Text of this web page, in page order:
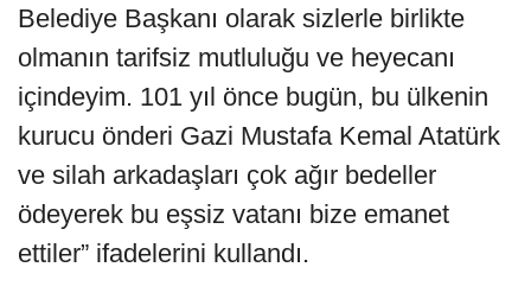
Belediye Başkanı olarak sizlerle birlikte
olmanın tarifsiz mutluluğu ve heyecanı
içindeyim. 101 yıl önce bugün, bu ülkenin
kurucu önderi Gazi Mustafa Kemal Atatürk
ve silah arkadaşları çok ağır bedeller
ödeyerek bu eşsiz vatanı bize emanet
ettiler” ifadelerini kullandı.